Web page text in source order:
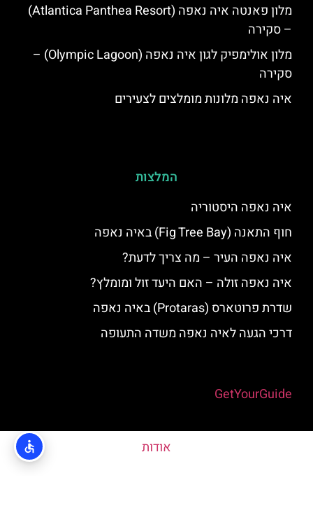
מלון פאנטה איה נאפה (Atlantica Panthea Resort)
– סקירה
מלון אולימפיק לגון איה נאפה (Olympic Lagoon) –
סקירה
איה נאפה מלונות מומלצים לצעירים
המלצות
איה נאפה היסטוריה
חוף התאנה (Fig Tree Bay) באיה נאפה
איה נאפה העיר – מה צריך לדעת?
איה נאפה זולה – האם היעד זול ומומלץ?
שדרת פרוטארס (Protaras) באיה נאפה
דרכי הגעה לאיה נאפה משדה התעופה
GetYourGuide
אודות